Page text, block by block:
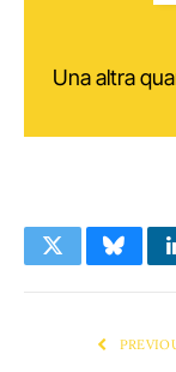
Una altra
Twitter